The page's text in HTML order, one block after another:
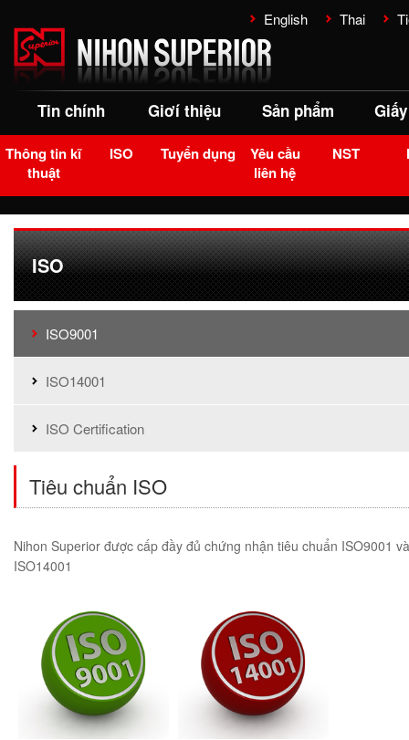
English Thai
Tin chính Giơí thiệu Sản phẩm
Thông tin kĩ
thuật
ISO Tuyển dụng
Yêu cầu
liên hệ
NST
ISO
ISO9001
ISO14001
ISO Certification
Tiêu chuẩn ISO
Nihon Superior được cấp đầy đủ chứng nhận tiêu chuẩn ISO9001 và
ISO14001